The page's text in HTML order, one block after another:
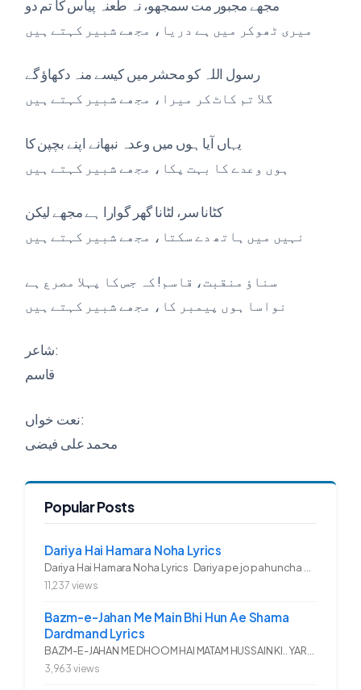
مجھے مجبور مت سمجھو، نہ طعنہ پیاس کا تم دو
میری ٹھوکر میں ہے دریا، مجھے شبیر کہتے ہیں
رسول اللہ کو محشر میں کیسے منہ دکھاؤ گے
گلا تم کاٹ کر میرا، مجھے شبیر کہتے ہیں
یہاں آیا ہوں میں وعدہ نبھانے اپنے بچپن کا
ہوں وعدے کا بہت پکا، مجھے شبیر کہتے ہیں
کٹانا سر، لٹانا گھر گوارا ہے مجھے لیکن
نہیں میں ہاتھ دے سکتا، مجھے شبیر کہتے ہیں
سناؤ منقبت، قاسم! کہ جس کا پہلا مصرع ہے
نواسا ہوں پیمبر کا، مجھے شبیر کہتے ہیں
شاعر:
قاسم
نعت خواں:
محمد علی فیضی
Popular Posts
Dariya Hai Hamara Noha Lyrics
Dariya Hai Hamara Noha Lyrics Dariya pe jo pahuncha asadullah ka...
11,237 views
Bazm-e-Jahan Me Main Bhi Hun Ae Shama
Dardmand Lyrics
3,963 views